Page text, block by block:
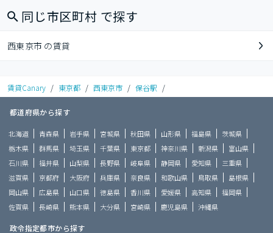
同じ市区町村 で探す
西東京市 の賃貸
賃貸Canary / 東京都 / 西東京市 / 保谷駅 /
都道府県から探す
北海道 青森県 岩手県 宮城県 秋田県 山形県 福島県
茨城県
栃木県
群馬県 埼玉県 千葉県 東京都 神奈川県 新潟県
富山県
石川県
福井県 山梨県 長野県 岐阜県 静岡県 愛知県
三重県
滋賀県
京都府 大阪府 兵庫県 奈良県 和歌山県 鳥取県
島根県
岡山県
広島県 山口県 徳島県 香川県 愛媛県 高知県
福岡県
佐賀県
長崎県 熊本県 大分県 宮崎県 鹿児島県 沖縄県
政令指定都市から探す